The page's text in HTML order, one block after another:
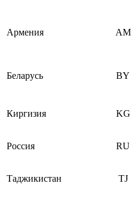
Армения AM
Беларусь BY
Киргизия KG
Россия RU
Таджикистан TJ